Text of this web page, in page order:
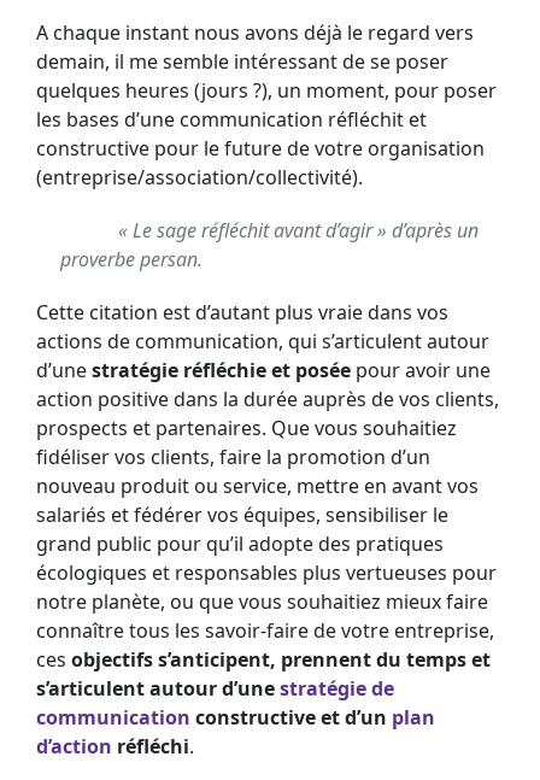
A chaque instant nous avons déjà le regard vers
demain, il me semble intéressant de se poser
quelques heures (jours ?), un moment, pour poser
les bases d’une communication réfléchit et
constructive pour le future de votre organisation
(entreprise/association/collectivité).
« Le sage réfléchit avant d’agir » d’après un
proverbe persan.
Cette citation est d’autant plus vraie dans vos
actions de communication, qui s’articulent autour
d’unestratégie réfléchieet posée pour avoir une
action positive dans la durée auprès de vos clients,
prospects et partenaires. Que vous souhaitiez
fidéliser vos clients, faire la promotion d’un
nouveau produit ou service, mettre en avant vos
salariés et fédérer vos équipes, sensibiliser le
grand public pour qu’il adopte des pratiques
écologiques et responsables plus vertueuses pour
notre planète, ou que vous souhaitiez mieux faire
connaître tous les savoir-faire de votre entreprise,
ces objectifs s’anticipent, prennent du temps et
s’articulent autour d’unestratégie de
communication constructive et d’un plan
d’action réfléchi.